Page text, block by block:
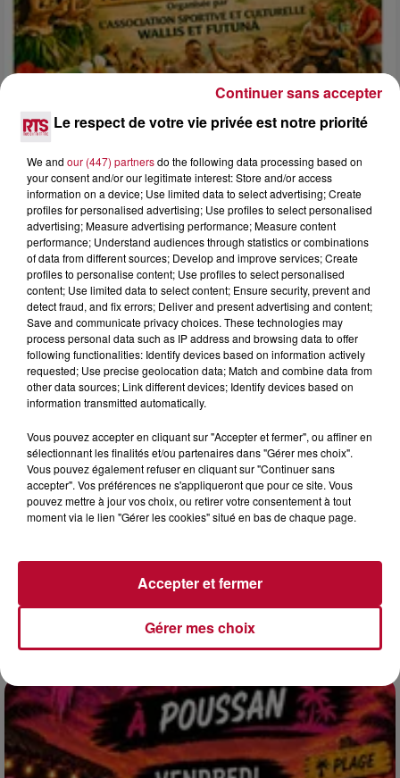
4 août 2026
FÊTE DE LA POLYNÉSIE À VILLEVEYRAC
HÉRAULT, PYRÉNÉES-ORIENTALES : TROIS
SPOTS DE SNORKELING À EXPLORER...
Pas besoin de bouteilles de plongée lourdes ni de diplômes
masque, un tuba et une paire de palmes...
Le respect de votre vie privée est notre priorité
We and our (447) partnersdo the following data processing based on
your consent and/or our legitimate interest: Store and/or access
information on a device; Use limited data to select advertising; Create
profiles for personalised advertising; Use profiles to select personalised
advertising; Measure advertising performance; Measure content
performance; Understand audiences through statistics or combinations
of data from different sources; Develop and improve services; Create
profiles to personalise content; Use profiles to select personalised
content; Use limited data to select content; Ensure security, prevent and
detect fraud, and fix errors; Deliver and present advertising and content;
Save and communicate privacy choices. These technologies may
process personal data such as IP address and browsing data to offer
following functionalities: Identify devices based on information actively
requested; Use precise geolocation data; Match and combine data from
other data sources; Link different devices; Identify devices based on
information transmitted automatically.
Vous pouvez accepter en cliquant sur "Accepter et fermer", ou affiner en
sélectionnant les finalités et/ou partenaires dans "Gérer mes choix".
Vous pouvez également refuser en cliquant sur "Continuer sans
accepter". Vos préférences ne s'appliqueront que pour ce site. Vous
pouvez mettre à jour vos choix, ou retirer votre consentement à tout
moment via le lien "Gérer les cookies" situé en bas de chaque page.
Gérer mes choix
Accepter et fermer
Continuer sans accepter